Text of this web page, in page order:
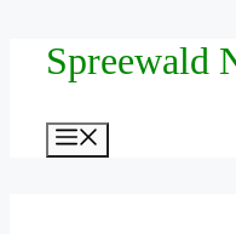
Zum
InhaltSpreewald